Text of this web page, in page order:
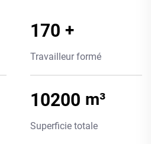
200 +
Travailleur formé
12000 m³
Superficie totale